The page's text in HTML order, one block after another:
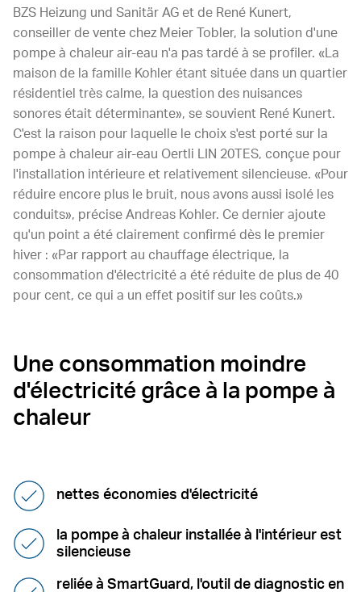
BZS Heizung und Sanitär AG et de René Kunert,
conseiller de vente chez Meier Tobler, la solution d'une
pompe à chaleur air-eau n'a pas tardé à se profiler. «La
maison de la famille Kohler étant située dans un quartier
résidentiel très calme, la question des nuisances
sonores était déterminante», se souvient René Kunert.
C'est la raison pour laquelle le choix s'est porté sur la
pompe à chaleur air-eau Oertli LIN 20TES, conçue pour
l'installation intérieure et relativement silencieuse. «Pour
réduire encore plus le bruit, nous avons aussi isolé les
conduits», précise Andreas Kohler. Ce dernier ajoute
qu'un point a été clairement confirmé dès le premier
hiver : «Par rapport au chauffage électrique, la
consommation d'électricité a été réduite de plus de 40
pour cent, ce qui a un effet positif sur les coûts.»
Une consommation moindre
d'électricité grâce à la pompe à
chaleur
nettes économies d'électricité
la pompe à chaleur installée à l'intérieur est
silencieuse
reliée à SmartGuard, l'outil de diagnostic en